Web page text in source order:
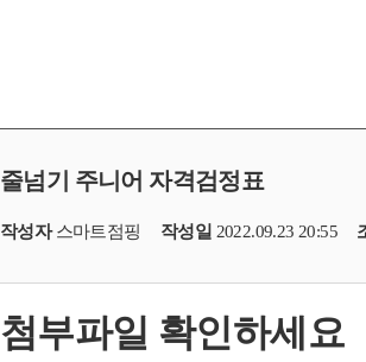
줄넘기 주니어 자격검정표
작성자스마트점핑 작성일 2022.09.23 20:55
첨부파일 확인하세요